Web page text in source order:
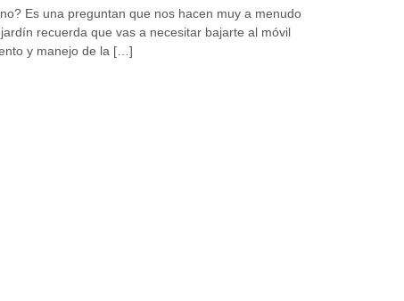
Es una preguntan que nos hacen muy a menudo
recuerda que vas a necesitar bajarte al móvil
y manejo de la […]